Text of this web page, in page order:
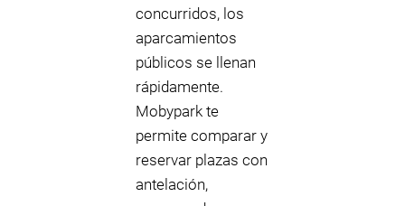
concurridos, los
aparcamientos
públicos se llenan
rápidamente.
Mobypark te
permite comparar y
reservar plazas con
antelación,